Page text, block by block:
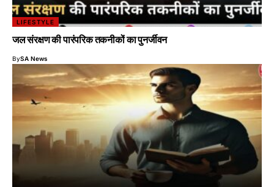
LIFESTYLE
जल संरक्षण की पारंपरिक तकनीकों का पुनर्जीवन
BySA News